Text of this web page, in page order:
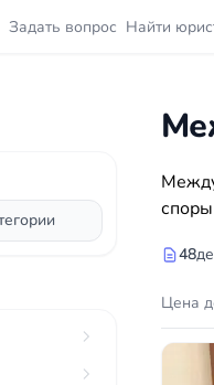
Задать вопрос Найти
48
Цена